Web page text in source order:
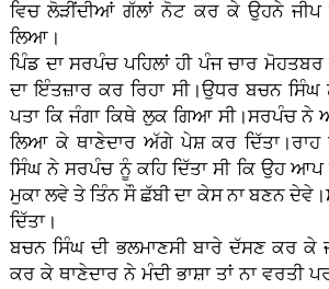
ਵਿਚ ਲੋੜੀਂਦੀਆਂ ਗੱਲਾਂ ਨੋਟ ਕਰ ਕੇ ਉਹਨੇ
ਲਿਆ।
ਪਿੰਡ ਦਾ ਸਰਪੰਚ ਪਹਿਲਾਂ ਹੀ ਪੰਜ ਚਾਰ
ਦਾ ਇੰਤਜ਼ਾਰ ਕਰ ਰਿਹਾ ਸੀ।ਉਧਰ ਬਚਨ
ਪਤਾ ਕਿ ਜੰਗਾ ਕਿਥੇ ਲੁਕ ਗਿਆ ਸੀ।ਸਰਪੰਚ
ਲਿਆ ਕੇ ਥਾਣੇਦਾਰ ਅੱਗੇ ਪੇਸ਼ ਕਰ
ਸਿੰਘ ਨੇ ਸਰਪੰਚ ਨੂੰ ਕਹਿ ਦਿੱਤਾ ਸੀ ਕਿ ਉਹ ਆਪ
ਮੁਕਾ ਲਵੇ ਤੇ ਤਿੰਨ ਸੌ ਛੱਬੀ ਦਾ ਕੇਸ ਨਾ ਬਣਨ
ਦਿੱਤਾ।
ਬਚਨ ਸਿੰਘ ਦੀ ਭਲਮਾਣਸੀ ਬਾਰੇ ਦੱਸਣ ਕਰ ਕੇ
ਕਰ ਕੇ ਥਾਣੇਦਾਰ ਨੇ ਮੰਦੀ ਭਾਸ਼ਾ ਤਾਂ ਨਾ ਵਰਤੀ